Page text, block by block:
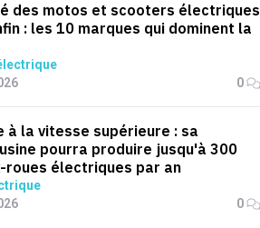
des motos et scooters électriques
: les 10 marques qui dominent la
0
à la vitesse supérieure : sa
pourra produire jusqu'à 300
roues électriques par an
0